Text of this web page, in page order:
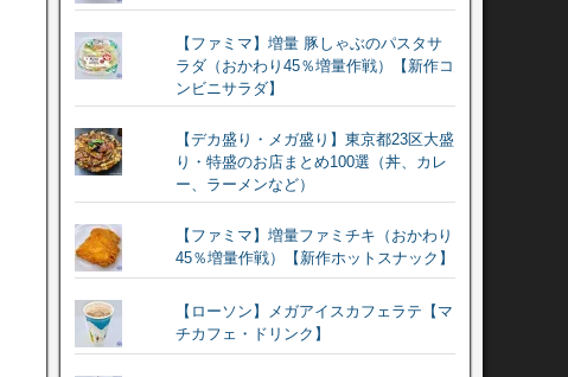
【ファミマ】増量 豚しゃぶのパスタサ
ラダ（おかわり45％増量作戦）【新作コ
ンビニサラダ】
【デカ盛り・メガ盛り】東京都23区大盛
り・特盛のお店まとめ100選（丼、カレ
ー、ラーメンなど）
【ファミマ】増量ファミチキ（おかわり
45％増量作戦）【新作ホットスナック】
【ローソン】メガアイスカフェラテ【マ
チカフェ・ドリンク】